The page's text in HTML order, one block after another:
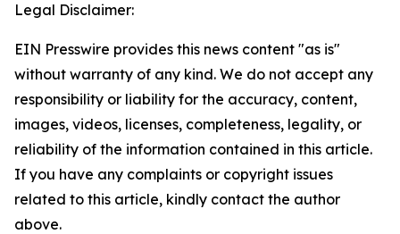
Legal Disclaimer:
EIN Presswire provides this news content "as is"
without warranty of any kind. We do not accept any
responsibility or liability for the accuracy, content,
images, videos, licenses, completeness, legality, or
reliability of the information contained in this article.
If you have any complaints or copyright issues
related to this article, kindly contact the author
above.